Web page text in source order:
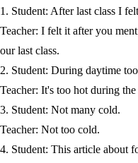
1. Student: After last class I
Teacher: I felt it after you
our last class.
2. Student: During daytime
Teacher: It's too hot during
3. Student: Not many cold.
Teacher: Not too cold.
4. Student: This article about